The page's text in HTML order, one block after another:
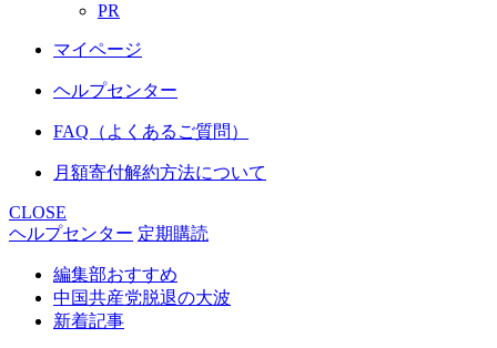
PR
マイページ
ヘルプセンター
FAQ（よくあるご質問）
月額寄付解約方法について
CLOSE
ヘルプセンター 定期購読
編集部おすすめ
中国共産党脱退の大波
新着記事